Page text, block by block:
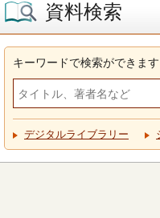
資料検索
キーワードで検索ができます
デジタルライブラリー